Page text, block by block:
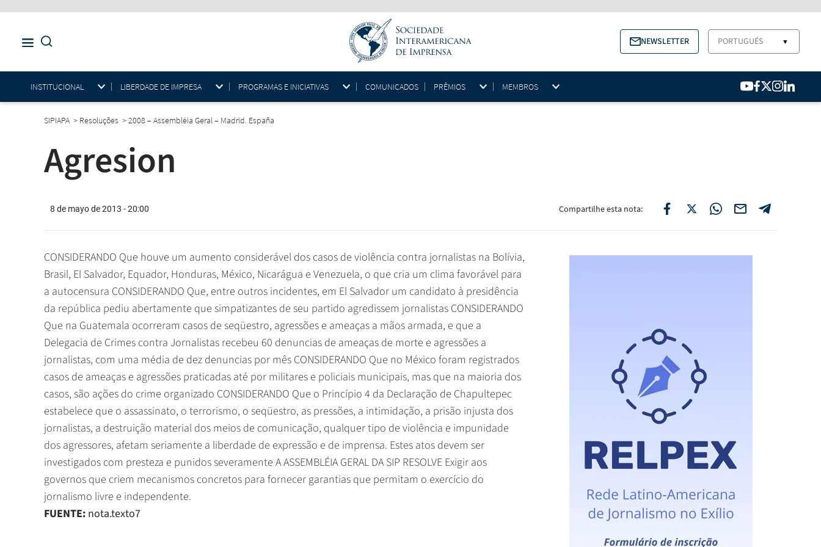
NEWSLETTER PORTUGUÉS ▼
INSTITUCIONAL LIBERDADE DE IMPRESA PROGRAMAS E INICIATIVAS COMUNICADOS PRÊMIOS MEMBROS
SIPIAPA > Resoluções >2008 – Assembléia Geral – Madrid. España
Agresion
8 de mayo de 2013 - 20:00 Compartilhe esta nota:
CONSIDERANDO Que houve um aumento considerável dos casos de violência contra jornalistas na Bolívia,
Brasil, El Salvador, Equador, Honduras, México, Nicarágua e Venezuela, o que cria um clima favorável para
a autocensura CONSIDERANDO Que, entre outros incidentes, em El Salvador um candidato à presidência
da república pediu abertamente que simpatizantes de seu partido agredissem jornalistas CONSIDERANDO
Que na Guatemala ocorreram casos de seqüestro, agressões e ameaças a mãos armada, e que a
Delegacia de Crimes contra Jornalistas recebeu 60 denuncias de ameaças de morte e agressões a
jornalistas, com uma média de dez denuncias por mês CONSIDERANDO Que no México foram registrados
casos de ameaças e agressões praticadas até por militares e policiais municipais, mas que na maioria dos
casos, são ações do crime organizado CONSIDERANDO Que o Princípio 4 da Declaração de Chapultepec
estabelece que o assassinato, o terrorismo, o seqüestro, as pressões, a intimidação, a prisão injusta dos
jornalistas, a destruição material dos meios de comunicação, qualquer tipo de violência e impunidade
dos agressores, afetam seriamente a liberdade de expressão e de imprensa. Estes atos devem ser
investigados com presteza e punidos severamente A ASSEMBLÉIA GERAL DA SIP RESOLVE Exigir aos
governos que criem mecanismos concretos para fornecer garantias que permitam o exercício do
jornalismo livre e independente.
FUENTE: nota.texto7